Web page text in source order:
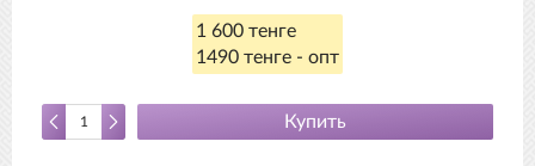
1 600 тенге
1490 тенге - опт
Купить